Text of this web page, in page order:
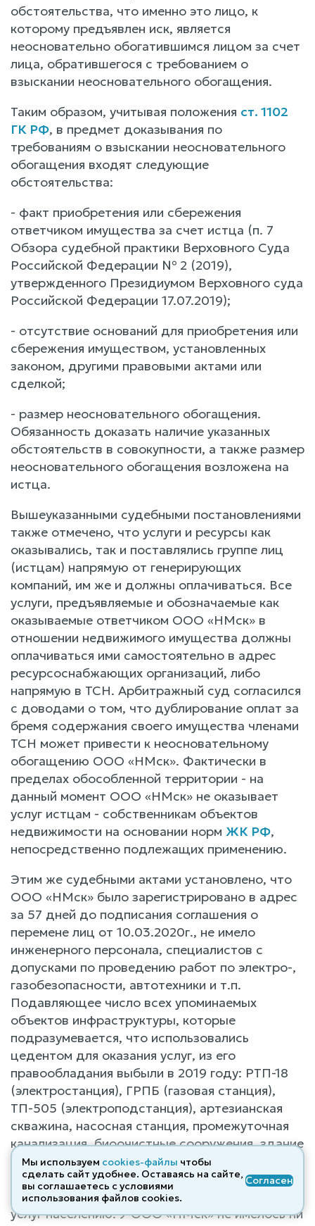
обстоятельства, что именно это лицо, к
которому предъявлен иск, является
неосновательно обогатившимся лицом за счет
лица, обратившегося с требованием о
взыскании неосновательного обогащения.
Таким образом, учитывая положения ст. 1102
ГК РФ, в предмет доказывания по
требованиям о взыскании неосновательного
обогащения входят следующие
обстоятельства:
- факт приобретения или сбережения
ответчиком имущества за счет истца (п. 7
Обзора судебной практики Верховного Суда
Российской Федерации № 2 (2019),
утвержденного Президиумом Верховного суда
Российской Федерации 17.07.2019);
- отсутствие оснований для приобретения или
сбережения имуществом, установленных
законом, другими правовыми актами или
сделкой;
- размер неосновательного обогащения.
Обязанность доказать наличие указанных
обстоятельств в совокупности, а также размер
неосновательного обогащения возложена на
истца.
Вышеуказанными судебными постановлениями
также отмечено, что услуги и ресурсы как
оказывались, так и поставлялись группе лиц
(истцам) напрямую от генерирующих
компаний, им же и должны оплачиваться. Все
услуги, предъявляемые и обозначаемые как
оказываемые ответчиком ООО «НМск» в
отношении недвижимого имущества должны
оплачиваться ими самостоятельно в адрес
ресурсоснабжающих организаций, либо
напрямую в ТСН. Арбитражный суд согласился
с доводами о том, что дублирование оплат за
бремя содержания своего имущества членами
ТСН может привести к неосновательному
обогащению ООО «НМск». Фактически в
пределах обособленной территории - на
данный момент ООО «НМск» не оказывает
услуг истцам - собственникам объектов
недвижимости на основании норм ЖК РФ,
непосредственно подлежащих применению.
Этим же судебными актами установлено, что
ООО «НМск» было зарегистрировано в адрес
за 57 дней до подписания соглашения о
перемене лиц от 10.03.2020г., не имело
инженерного персонала, специалистов с
допусками по проведению работ по электро-,
газобезопасности, автотехники и т.п.
Подавляющее число всех упоминаемых
объектов инфраструктуры, которые
подразумевается, что использовались
цедентом для оказания услуг, из его
правообладания выбыли в 2019 году: РТП-18
(электростанция), ГРПБ (газовая станция),
ТП-505 (электроподстанция), артезианская
скважина, насосная станция, промежуточная
канализация, биоочистные сооружения, здание
аварийно-диспетчерской службы принадлежат
разрозненно третьим лицам, что не позволяет
их использование для оказания коммунальных
услуг населению. У ООО «НМск» не имелось ни
Мы используем cookies-файлы чтобы
сделать сайт удобнее. Оставаясь на сайте,
вы соглашаетесь с условиями
использования файлов cооkies.
Согласен